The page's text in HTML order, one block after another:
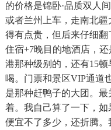
的价格是锦卧·品质双人
或者兰州上车，走南北
得有点贵，但后来仔细
住宿+7晚目的地酒店，
港那种级别的，还有15
喝。门票和景区VIP通道
是那种赶鸭子的大团。
着。我自己算了一下，
便宜不了多少，还折腾。